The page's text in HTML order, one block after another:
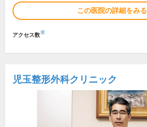
この医院の詳細をみる
アクセス数※
児玉整形外科クリニック